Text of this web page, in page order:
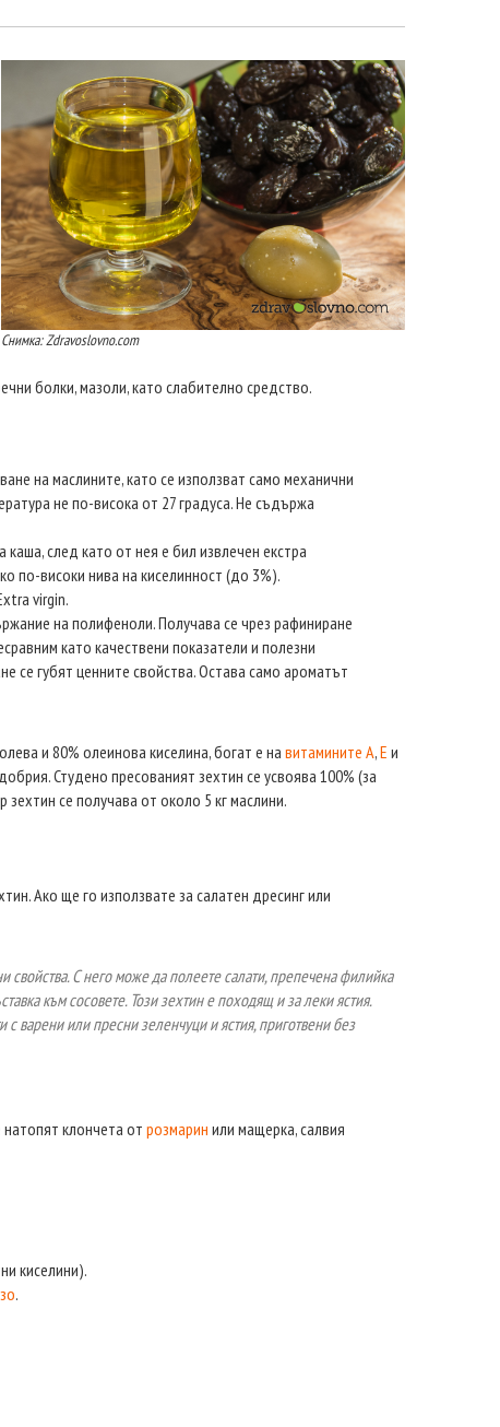
Снимка: Zdravoslovno.com
болки, мазоли, като слабително средство.
на маслините, като се използват само механични
не по-висока от 27 градуса. Не съдържа
след като от нея е бил извлечен екстра
по-високи нива на киселинност (до 3%).
virgin.
на полифеноли. Получава се чрез рафиниране
като качествени показатели и полезни
се губят ценните свойства. Остава само ароматът
и 80% олеинова киселина, богат е навитамините A,E и
Студено пресованият зехтин се усвоява 100% (за
се получава от около 5 кг маслини.
Ако ще го използвате за салатен дресинг или
свойства. С него може да полеете салати, препечена филийка
към сосовете. Този зехтин е походящ и за леки ястия.
варени или пресни зеленчуци и ястия, приготвени без
клончета от розмарин или мащерка, салвия
киселини).
.